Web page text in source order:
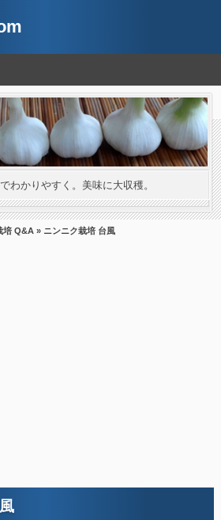
わかりやすく。美味に大収穫。
培 Q&A » ニンニク栽培 台風